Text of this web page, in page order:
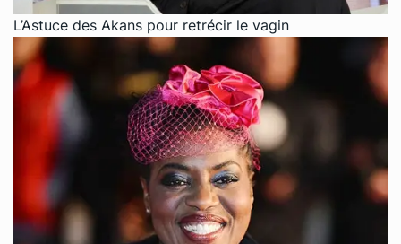
L’Astuce des Akans pour retrécir le vagin